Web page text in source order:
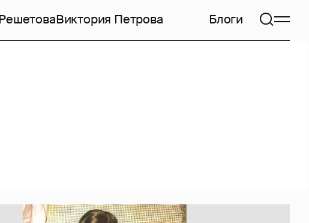
Виктория Петрова Блоги